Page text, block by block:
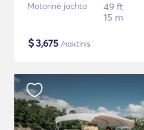
Motorinė jachta
49 ft
15 m
$3,675 /naktinis